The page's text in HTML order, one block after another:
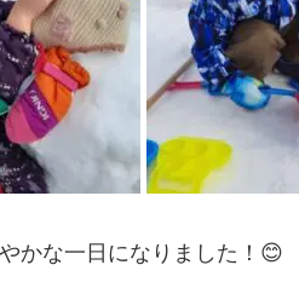
かな一日になりました！😊